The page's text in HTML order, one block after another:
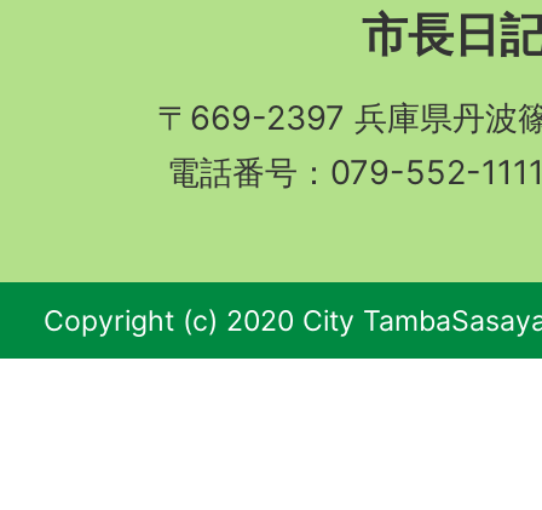
市長日
〒669-2397 兵庫県丹波
電話番号：079-552-
Copyright (c) 2020 City